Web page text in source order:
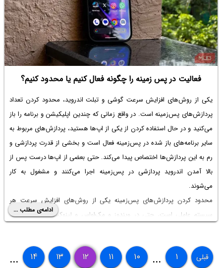
فعالیت در پس زمینه را چگونه فعال کنیم یا محدود کنیم؟
یکی از روش‌های افزایش سرعت گوشی و تبلت اندروید، محدود کردن تعداد
پردازش‌های پس‌زمینه است. در واقع زمانی که چندین اپلیکیشن و برنامه را باز
می‌کنید و در حال استفاده کردن از یکی از اپ‌ها هستید، پردازش‌های مربوط به
سایر برنامه‌های باز شده در پس‌زمینه فعال است و بخشی از قدرت پردازشی و
رم به این پردازش‌ها اختصاص پیدا می‌کند. حتی بعضی از اپ‌ها درست پس از
بالا آمدن اندروید پردازشی در پس‌زمینه اجرا می‌کنند و مشغول به کار
می‌شوند.
محدود کردن پردازش‌های پس‌زمینه یکی از روش‌های افزایش سرعت هر
سیستم عاملی است، حتی در ویندوز و مک‌او‌اس و لینوکس نیز این راهکار
محدود کردن تعداد پردازش‌های پس‌زمینه در گوشی و تبلت اندروید را توضیح
می‌دهیم.
ادامه‌ی مطلب ...
قبلی ۱ ... ۱۰ ۱۱ ۱۲ ۱۳ ۱۴ ...